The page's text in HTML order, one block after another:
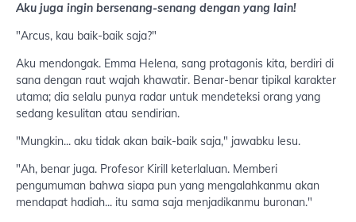
Aku juga ingin bersenang-senang dengan yang lain!
"Arcus, kau baik-baik saja?"
Aku mendongak. Emma Helena, sang protagonis kita, berdiri di
sana dengan raut wajah khawatir. Benar-benar tipikal karakter
utama; dia selalu punya radar untuk mendeteksi orang yang
sedang kesulitan atau sendirian.
"Mungkin... aku tidak akan baik-baik saja," jawabku lesu.
"Ah, benar juga. Profesor Kirill keterlaluan. Memberi
pengumuman bahwa siapa pun yang mengalahkanmu akan
mendapat hadiah... itu sama saja menjadikanmu buronan."